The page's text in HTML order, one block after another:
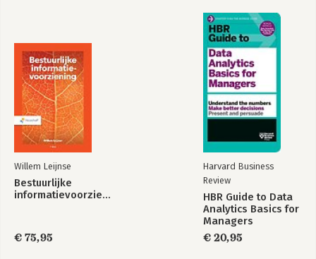
Willem Leijnse
Bestuurlijke
informatievoorziening
€ 75,95
Harvard Business
Review
HBR Guide to Data
Analytics Basics for
Managers
€ 20,95